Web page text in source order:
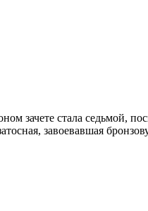
зачете стала седьмой,
завоевавшая